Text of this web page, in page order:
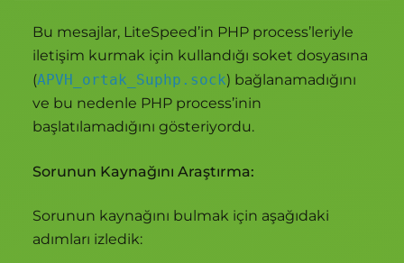
Bu mesajlar, LiteSpeed’in PHP process’leriyle
iletişim kurmak için kullandığı soket dosyasına
(APVH_ortak_Suphp.sock) bağlanamadığını
ve bu nedenle PHP process’inin
başlatılamadığını gösteriyordu.
Sorunun Kaynağını Araştırma:
Sorunun kaynağını bulmak için aşağıdaki
adımları izledik: